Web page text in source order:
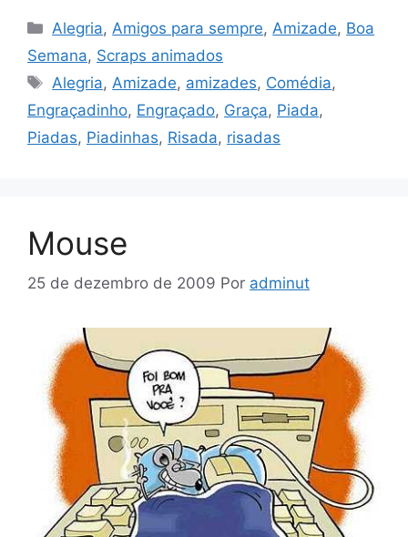
Categorias
Alegria, Amigos para sempre, Amizade, Boa
Semana, Scraps animados
Tags
Alegria, Amizade, amizades, Comédia,
Engraçadinho, Engraçado, Graça, Piada,
Piadas, Piadinhas, Risada, risadas
Mouse
25 de dezembro de 2009 Por adminut